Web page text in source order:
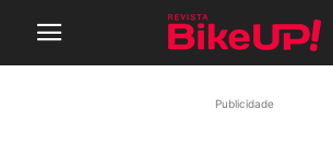
Publicidade